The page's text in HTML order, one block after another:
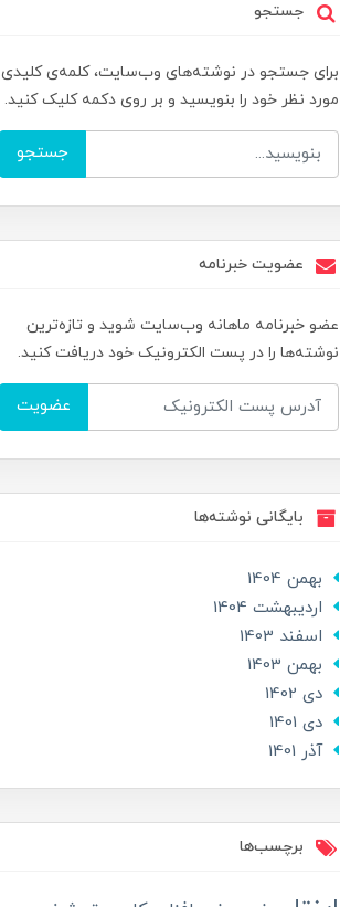
جستجو
برای جستجو در نوشته‌های وب‌سایت، کلمه‌ی کلیدی
مورد نظر خود را بنویسید و بر روی دکمه کلیک کنید.
جستجو
عضویت خبرنامه
عضو خبرنامه ماهانه وب‌سایت شوید و تازه‌ترین
نوشته‌ها را در پست الکترونیک خود دریافت کنید.
عضویت
بایگانی نوشته‌ها
بهمن 1404
ارديبهشت 1404
اسفند 1403
بهمن 1403
دی 1402
دی 1401
آذر 1401
برچسب‌ها